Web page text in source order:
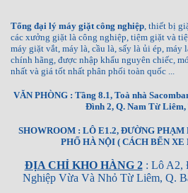
Tổng đại lý máy giặt công nghiệp , thiết bị
các xưởng giặt là công nghiệp, tiệm giặt và
máy giặt vắt, máy là, cầu là, sấy là ủi ép,
chính hãng, được nhập khẩu nguyên chiếc,
nhất và giá tốt nhất phân phối toàn quốc ...
VĂN PHÒNG : Tầng 8.1, Toà nhà
Đình 2, Q. Nam Từ Liêm,
SHOWROOM : LÔ E1.2, ĐƯỜNG
PHỐ HÀ NỘI ( CÁCH BẾN
ĐỊA CHỈ KHO HÀNG 2: Lô A2,
Nghiệp Vừa Và Nhỏ Từ Liêm, Q.